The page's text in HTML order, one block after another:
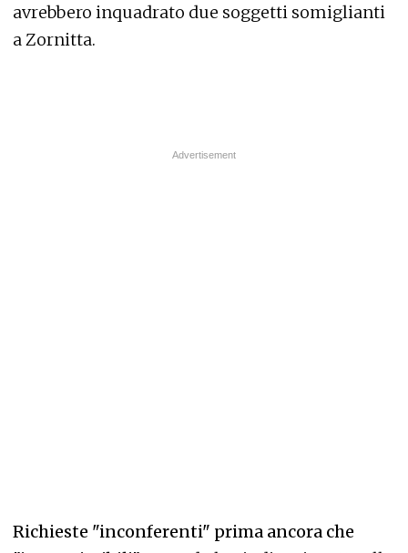
avrebbero inquadrato due soggetti somiglianti
a Zornitta.
Richieste "inconferenti" prima ancora che